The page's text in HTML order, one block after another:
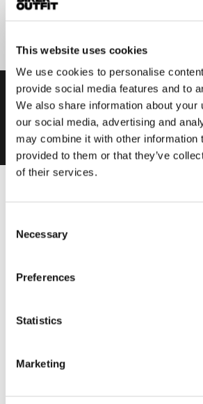
This website uses cookies
We use cookies to personalise
provide social media features and to
We also share information about your
our social media, advertising and
may combine it with other information
provided to them or that they’ve
of their services.
Selection
Necessary
Preferences
Statistics
Marketing
Motorjas heren
Motorpak heren
Motorhoodie heren